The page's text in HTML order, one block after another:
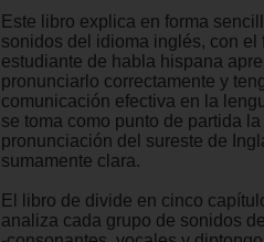
Este libro explica en forma
sonidos del idioma inglés, con el
estudiante de habla hispana
pronunciarlo correctamente y
comunicación efectiva en la
se toma como punto de partida
pronunciación del sureste de
sumamente clara.
El libro de divide en cinco
analiza cada grupo de sonidos